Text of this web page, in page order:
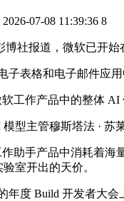
2026-07-08 11:39:36 8
博社报道，微软已开
子表格和电子邮件应
工作产品中的整体
型主管穆斯塔法 · 苏
助手产品中消耗着
室开出的天价。
年度 Build 开发者大